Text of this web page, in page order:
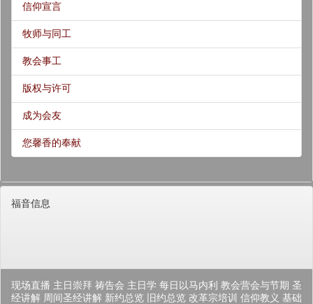
信仰宣言
牧师与同工
教会事工
版权与许可
成为会友
您馨香的奉献
福音信息
现场直播 主日崇拜 祷告会 主日学 每日以马内利 教会营会与节期 圣
经讲解 周间圣经讲解 新约总览 旧约总览 改革宗培训 信仰教义 基础